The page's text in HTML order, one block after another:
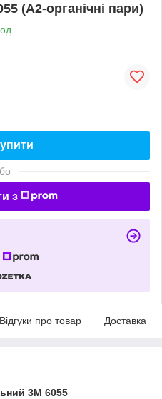
(А2-органічні пари)
з
Відгуки про товар Доставка
3М 6055